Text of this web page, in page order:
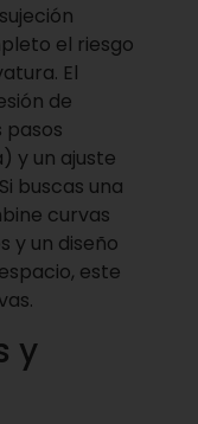
el riesgo
El
de
y un ajuste
buscas una
curvas
y un diseño
este
y